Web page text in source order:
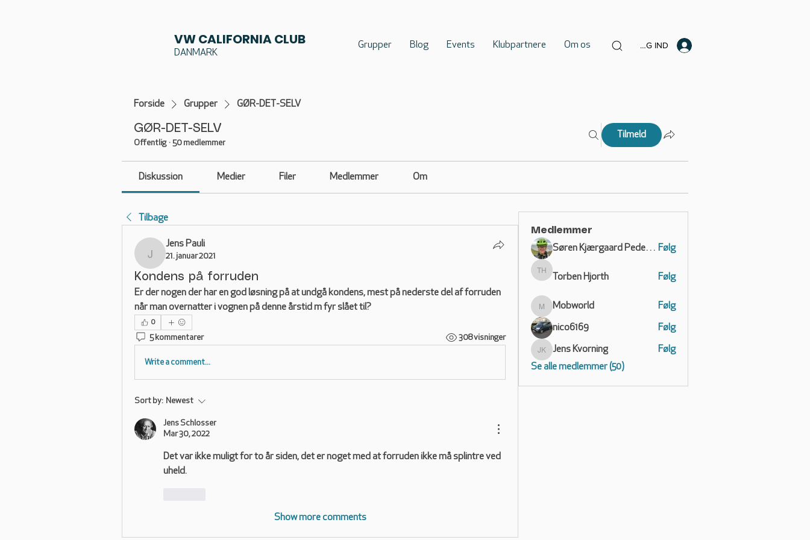
VW CALIFORNIA CLUB
DANMARK
Grupper Blog Events Klubpartnere Om os LOG IND
Forside Grupper GØR-DET-SELV
GØR-DET-SELV
Offentlig · 50 medlemmer
Tilmeld
Diskussion Medier Filer Medlemmer Om
Tilbage
Jens Pauli
Jens Pauli
21. januar 2021
Kondens på forruden
Er der nogen der har en god løsning på at undgå kondens, mest på nederste del af forruden
når man overnatter i vognen på denne årstid m fyr slået til?
0
5 kommentarer 308 visninger
Write a comment...
Sort by: Newest
Jens Schlosser
Mar 30, 2022
Det var ikke muligt for to år siden, det er noget med at forruden ikke må splintre ved
uheld.
Show more comments
Medlemmer
Søren Kjærgaard Pedersen Følg
Torben Hjorth
Torben Hjorth Følg
Mobworld
Mobworld Følg
nico6169 Følg
Jens Kvorning
Jens Kvorning
Følg
Se alle medlemmer (50)